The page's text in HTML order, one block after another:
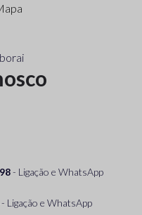
- Ligação e WhatsApp
- Ligação e WhatsApp